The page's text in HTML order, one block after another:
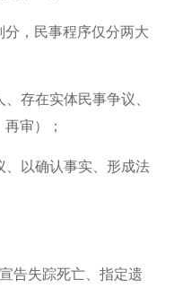
，民事程序仅分两大
存在实体民事争议、
审）；
以确认事实、形成法
告失踪死亡、指定遗